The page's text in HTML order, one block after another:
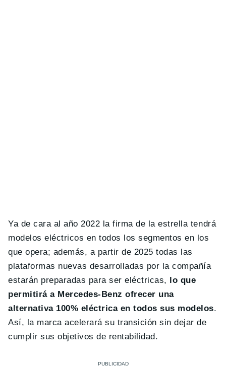
Ya de cara al año 2022 la firma de la estrella tendrá
modelos eléctricos en todos los segmentos en los
que opera; además, a partir de 2025 todas las
plataformas nuevas desarrolladas por la compañía
estarán preparadas para ser eléctricas, lo que
permitirá a Mercedes-Benz ofrecer una
alternativa 100% eléctrica en todos sus modelos.
Así, la marca acelerará su transición sin dejar de
cumplir sus objetivos de rentabilidad.